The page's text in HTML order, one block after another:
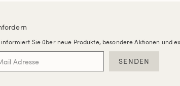
Sie über neue Produkte, besondere Aktionen und
SENDEN